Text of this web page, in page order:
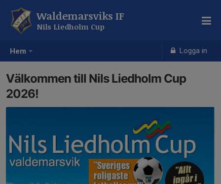
Hem Logga in
Waldemarsviks IF
Nils Liedholm Cup
Välkommen till Nils Liedholm Cup
2026!